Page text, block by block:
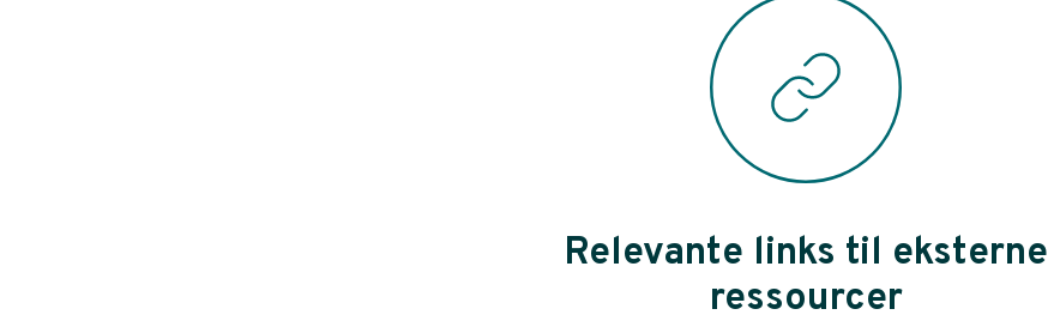
Relevante links til eksterne
ressourcer